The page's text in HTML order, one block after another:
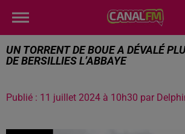
UN TORRENT DE BOUE A DÉVALÉ
DE BERSILLIES L’ABBAYE
Publié : 11 juillet 2024 à 10h30 par